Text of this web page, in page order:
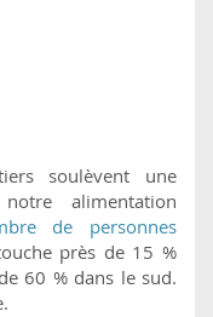
soulèvent une
alimentation
de personnes
près de 15 %
60 % dans le sud.